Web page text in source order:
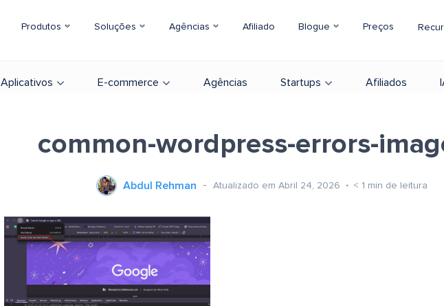
Produtos Soluções Agências Afiliado Blogue Preços
Aplicativos E-commerce Agências Startups Afiliados
common-wordpress-errors-
Abdul Rehman Atualizado em Abril 24, 2026 < 1 min de leitura